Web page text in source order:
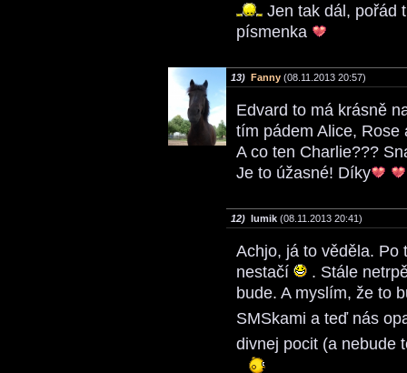
Jen tak dál, pořád
písmenka
13) Fanny (08.11.2013 20:57)
Edvard to má krásně
tím pádem Alice, Rose
A co ten Charlie???
Je to úžasné! Díky
12) lumik (08.11.2013 20:41)
Achjo, já to věděla. Po
nestačí
. Stále
bude. A myslím, že to
SMSkami a teď nás
divnej pocit (a nebude